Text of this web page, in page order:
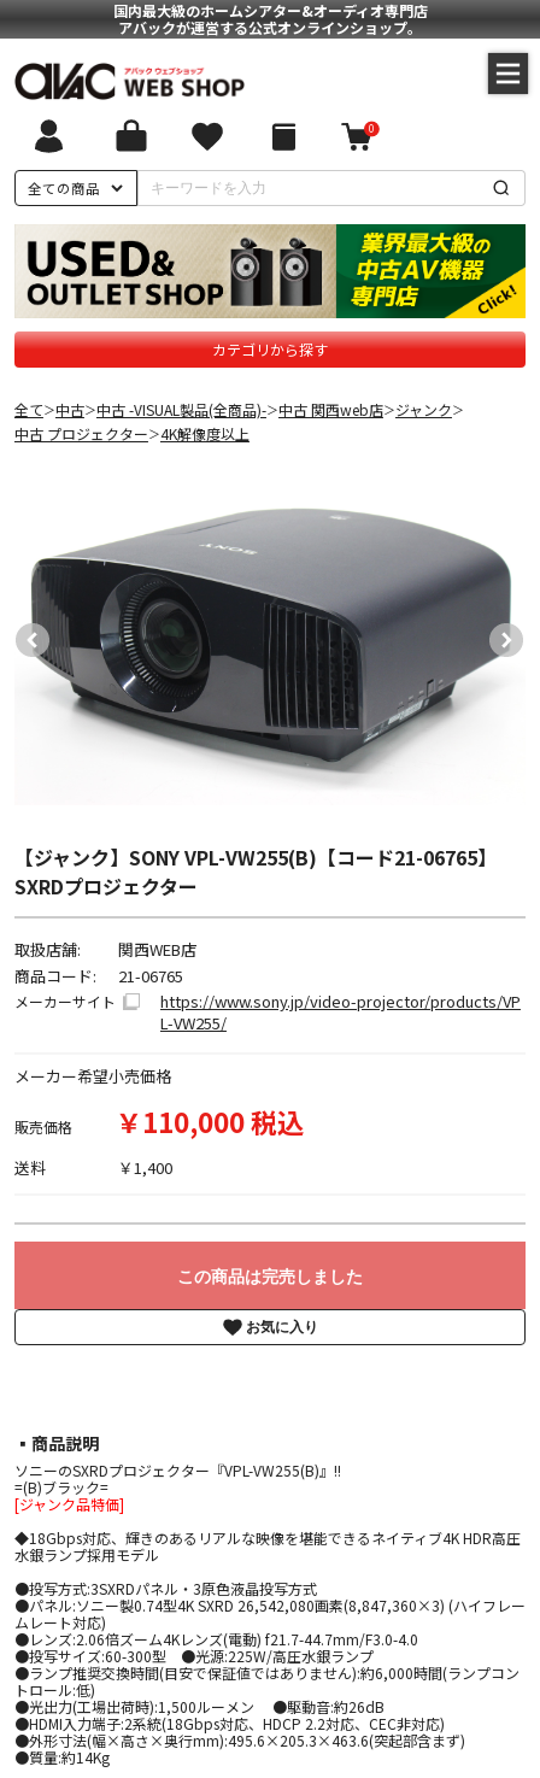
国内最大級のホームシアター&オーディオ専門店
アバックが運営する公式オンラインショップ。
全ての商品
0
カテゴリから探す
全て＞中古＞中古 -VISUAL製品(全商品)-＞中古 関西web店＞ジャンク＞
中古 プロジェクター＞4K解像度以上
【ジャンク】SONY VPL-VW255(B)【コード21-06765】
SXRDプロジェクター
取扱店舗:
関西WEB店
商品コード:
21-06765
メーカーサイト
https://www.sony.jp/video-projector/products/VP
L-VW255/
メーカー希望小売価格
販売価格 ￥110,000 税込
送料 ￥1,400
この商品は完売しました
お気に入り
▪︎商品説明
ソニーのSXRDプロジェクター『VPL-VW255(B)』!!
=(B)ブラック=
[ジャンク品特価]
◆18Gbps対応、輝きのあるリアルな映像を堪能できるネイティブ4K HDR高圧
水銀ランプ採用モデル
●投写方式:3SXRDパネル・3原色液晶投写方式
●パネル:ソニー製0.74型4K SXRD 26,542,080画素(8,847,360×3) (ハイフレー
ムレート対応)
●レンズ:2.06倍ズーム4Kレンズ(電動) f21.7-44.7mm/F3.0-4.0
●投写サイズ:60-300型 ●光源:225W/高圧水銀ランプ
●ランプ推奨交換時間(目安で保証値ではありません):約6,000時間(ランプコン
トロール:低)
●光出力(工場出荷時):1,500ルーメン ●駆動音:約26dB
●HDMI入力端子:2系統(18Gbps対応、HDCP 2.2対応、CEC非対応)
●外形寸法(幅×高さ×奥行mm):495.6×205.3×463.6(突起部含まず)
●質量:約14Kg